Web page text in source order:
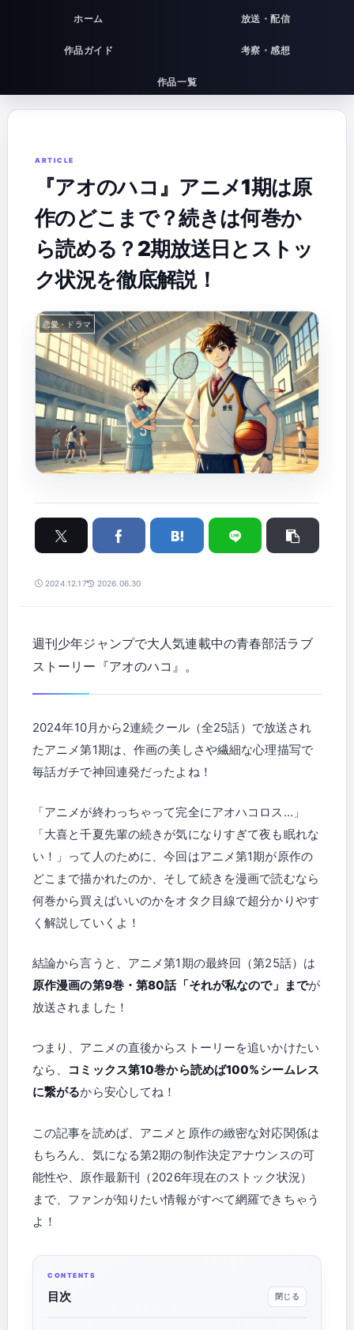
ホーム 放送・配信
作品ガイド 考察・感想
作品一覧
『アオのハコ』アニメ1期は原
作のどこまで？続きは何巻か
ら読める？2期放送日とストッ
ク状況を徹底解説！
恋愛・ドラマ
2024.12.17 2026.06.30
週刊少年ジャンプで大人気連載中の青春部活ラブ
ストーリー『アオのハコ』。
2024年10月から2連続クール（全25話）で放送され
たアニメ第1期は、作画の美しさや繊細な心理描写で
毎話ガチで神回連発だったよね！
「アニメが終わっちゃって完全にアオハコロス…」
「大喜と千夏先輩の続きが気になりすぎて夜も眠れな
い！」って人のために、今回はアニメ第1期が原作の
どこまで描かれたのか、そして続きを漫画で読むなら
何巻から買えばいいのかをオタク目線で超分かりやす
く解説していくよ！
結論から言うと、アニメ第1期の最終回（第25話）は
原作漫画の第9巻・第80話「それが私なので」までが
放送されました！
つまり、アニメの直後からストーリーを追いかけたい
なら、 コミックス第10巻から読めば100%シームレス
に繋がるから安心してね！
この記事を読めば、アニメと原作の緻密な対応関係は
もちろん、気になる第2期の制作決定アナウンスの可
能性や、原作最新刊（2026年現在のストック状況）
まで、ファンが知りたい情報がすべて網羅できちゃう
よ！
目次